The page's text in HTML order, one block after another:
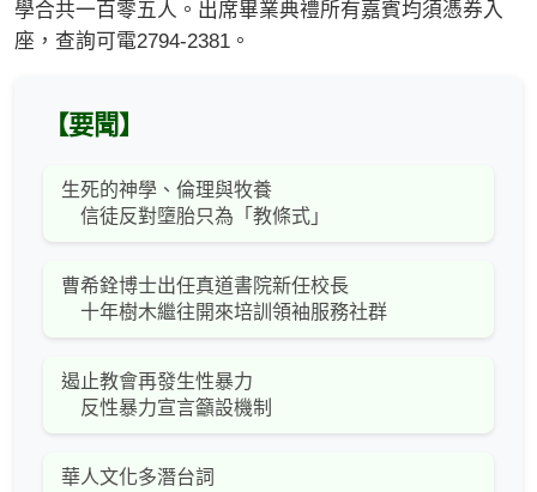
學合共一百零五人。出席畢業典禮所有嘉賓均須憑券入
座，查詢可電2794-2381。
【要聞】
生死的神學、倫理與牧養
信徒反對墮胎只為「教條式」
曹希銓博士出任真道書院新任校長
十年樹木繼往開來培訓領袖服務社群
遏止教會再發生性暴力
反性暴力宣言籲設機制
華人文化多潛台詞